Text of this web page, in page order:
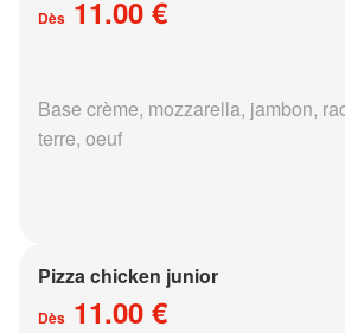
Dès 11.00 €
Base crème, mozzarella, jambon,
terre, oeuf
Pizza chicken junior
Dès 11.00 €